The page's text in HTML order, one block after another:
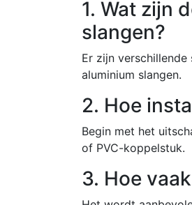
1. Wat zijn
slangen?
Er zijn
aluminium slangen.
2. Hoe
Begin met het
of PVC-koppelstuk.
3. Hoe